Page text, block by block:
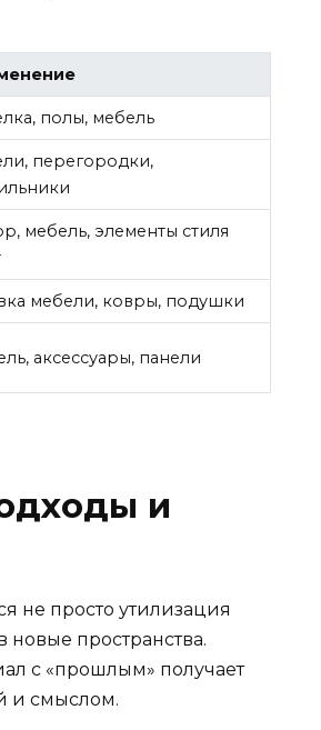
полы, мебель
перегородки,
мебель, элементы стиля
мебели, ковры, подушки
аксессуары, панели
и
не просто утилизация
новые пространства.
с «прошлым» получает
и смыслом.